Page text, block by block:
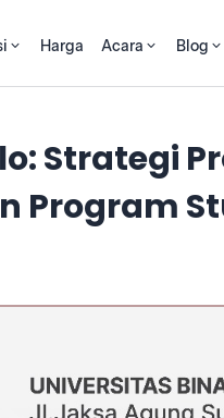
Harga Acara Blog
Strategi
Program